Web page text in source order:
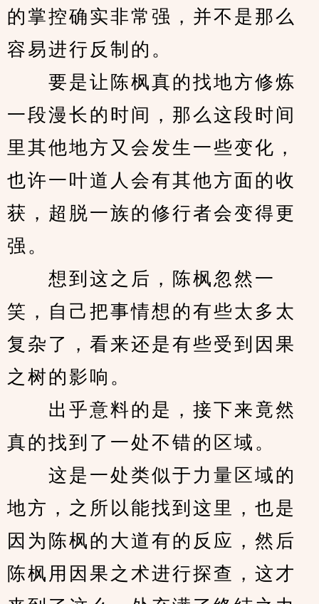
的掌控确实非常强，并不是那么
容易进行反制的。
要是让陈枫真的找地方修炼
一段漫长的时间，那么这段时间
里其他地方又会发生一些变化，
也许一叶道人会有其他方面的收
获，超脱一族的修行者会变得更
强。
想到这之后，陈枫忽然一
笑，自己把事情想的有些太多太
复杂了，看来还是有些受到因果
之树的影响。
出乎意料的是，接下来竟然
真的找到了一处不错的区域。
这是一处类似于力量区域的
地方，之所以能找到这里，也是
因为陈枫的大道有的反应，然后
陈枫用因果之术进行探查，这才